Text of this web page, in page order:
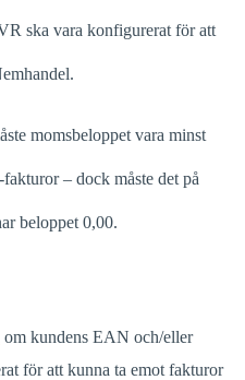
ska vara konfigurerat för att
momsbeloppet vara minst
– dock måste det på
beloppet 0,00.
om kundens EAN och/eller
för att kunna ta emot fakturor